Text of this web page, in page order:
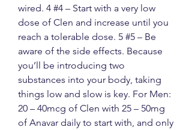
wired. 4 #4 – Start with a very low
dose of Clen and increase until you
reach a tolerable dose. 5 #5 – Be
aware of the side effects. Because
you’ll be introducing two
substances into your body, taking
things low and slow is key. For Men:
20 – 40mcg of Clen with 25 – 50mg
of Anavar daily to start with, and only